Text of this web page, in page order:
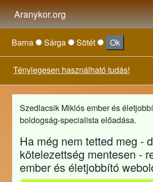
Aranykor.org
Barna Sárga Sötét Ok
Ténylegesen használható tudás!
Szedlacsik Miklós ember és
boldogság-specialista előadása.
Ha még nem tetted meg -
kötelezettség mentesen -
ember és életjobbító